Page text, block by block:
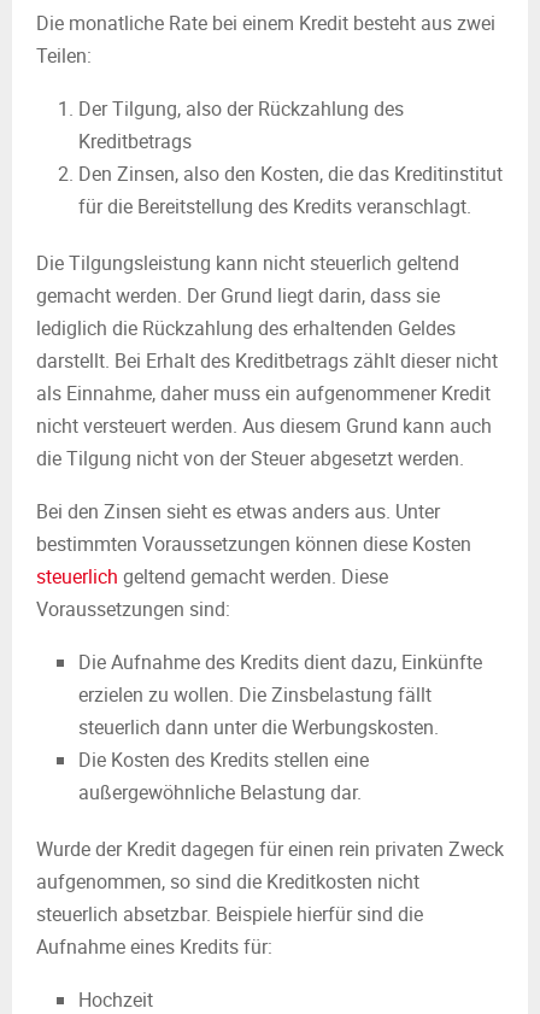
Die monatliche Rate bei einem Kredit besteht aus zwei
Teilen:
Der Tilgung, also der Rückzahlung des
Kreditbetrags
Den Zinsen, also den Kosten, die das Kreditinstitut
für die Bereitstellung des Kredits veranschlagt.
Die Tilgungsleistung kann nicht steuerlich geltend
gemacht werden. Der Grund liegt darin, dass sie
lediglich die Rückzahlung des erhaltenden Geldes
darstellt. Bei Erhalt des Kreditbetrags zählt dieser nicht
als Einnahme, daher muss ein aufgenommener Kredit
nicht versteuert werden. Aus diesem Grund kann auch
die Tilgung nicht von der Steuer abgesetzt werden.
Bei den Zinsen sieht es etwas anders aus. Unter
bestimmten Voraussetzungen können diese Kosten
steuerlich geltend gemacht werden. Diese
Voraussetzungen sind:
Die Aufnahme des Kredits dient dazu, Einkünfte
erzielen zu wollen. Die Zinsbelastung fällt
steuerlich dann unter die Werbungskosten.
Die Kosten des Kredits stellen eine
außergewöhnliche Belastung dar.
Wurde der Kredit dagegen für einen rein privaten Zweck
aufgenommen, so sind die Kreditkosten nicht
steuerlich absetzbar. Beispiele hierfür sind die
Aufnahme eines Kredits für:
Hochzeit